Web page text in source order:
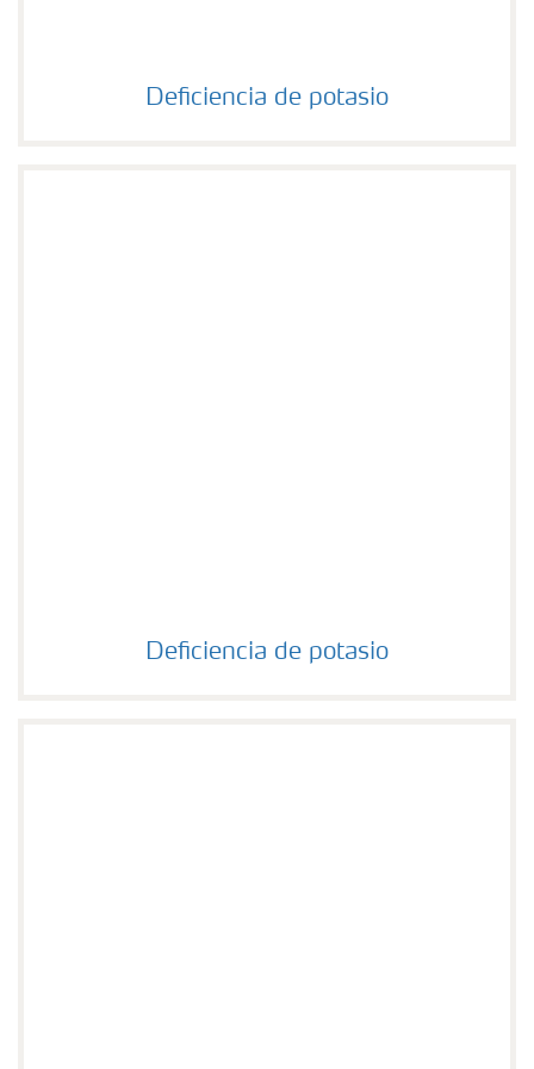
Deficiencia de potasio
Deficiencia de potasio
Deficiencia de potasio
Deficiencia de potasio